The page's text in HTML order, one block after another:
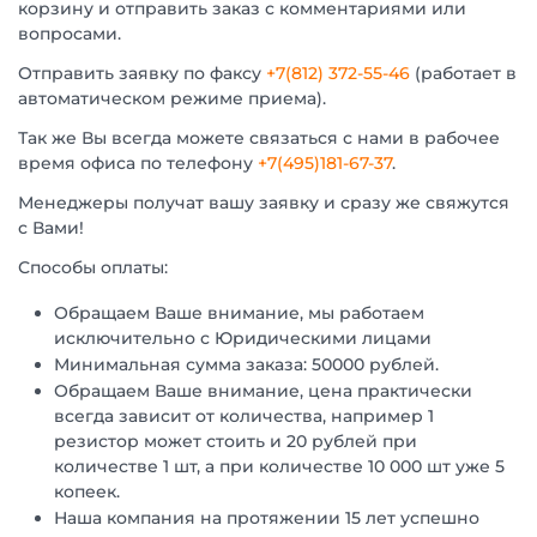
корзину и отправить заказ с комментариями или
вопросами.
Отправить заявку по факсу +7(812) 372-55-46 (работает в
автоматическом режиме приема).
Так же Вы всегда можете связаться с нами в рабочее
время офиса по телефону +7(495)181-67-37.
Менеджеры получат вашу заявку и сразу же свяжутся
с Вами!
Способы оплаты:
Обращаем Ваше внимание, мы работаем
исключительно с Юридическими лицами
Минимальная сумма заказа: 50000 рублей.
Обращаем Ваше внимание, цена практически
всегда зависит от количества, например 1
резистор может стоить и 20 рублей при
количестве 1 шт, а при количестве 10 000 шт уже 5
копеек.
Наша компания на протяжении 15 лет успешно